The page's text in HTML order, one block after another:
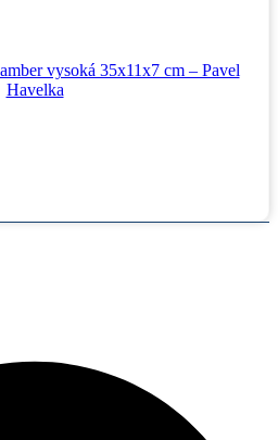
vysoká 35x11x7 cm – Pavel
Havelka